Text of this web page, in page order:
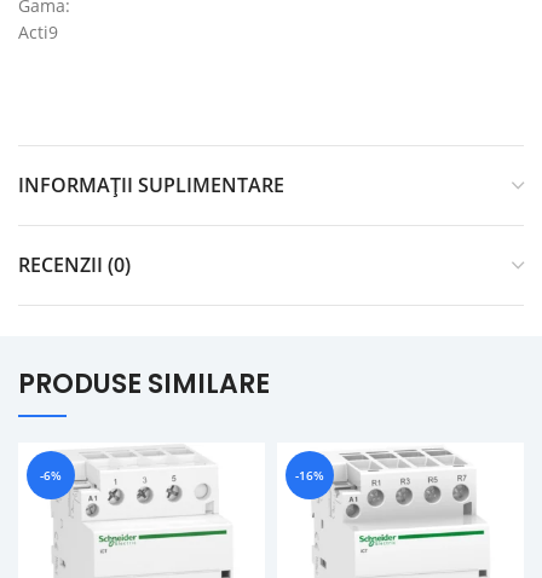
Gama:
Acti9
INFORMAȚII SUPLIMENTARE
RECENZII (0)
PRODUSE SIMILARE
-6% -16%